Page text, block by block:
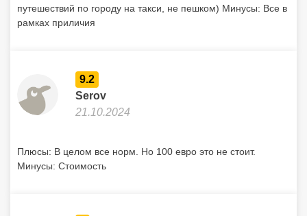
путешествий по городу на такси, не пешком) Минусы: Все в
рамках приличия
9.2
Serov
21.10.2024
Плюсы: В целом все норм. Но 100 евро это не стоит.
Минусы: Стоимость